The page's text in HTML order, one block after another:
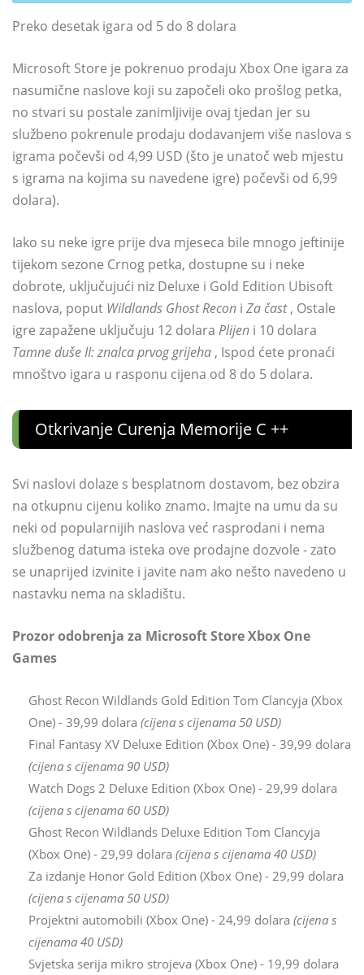
Preko desetak igara od 5 do 8 dolara
Microsoft Store je pokrenuo prodaju Xbox One igara za
nasumične naslove koji su započeli oko prošlog petka,
no stvari su postale zanimljivije ovaj tjedan jer su
službeno pokrenule prodaju dodavanjem više naslova s
​​igrama počevši od 4,99 USD (što je unatoč web mjestu
s igrama na kojima su navedene igre) počevši od 6,99
dolara).
Iako su neke igre prije dva mjeseca bile mnogo jeftinije
tijekom sezone Crnog petka, dostupne su i neke
dobrote, uključujući niz Deluxe i Gold Edition Ubisoft
naslova, poput Wildlands Ghost Recon i Za čast, Ostale
igre zapažene uključuju 12 dolara Plijen i 10 dolara
Tamne duše II: znalca prvog grijeha , Ispod ćete pronaći
mnoštvo igara u rasponu cijena od 8 do 5 dolara.
Otkrivanje Curenja Memorije C ++
Svi naslovi dolaze s besplatnom dostavom, bez obzira
na otkupnu cijenu koliko znamo. Imajte na umu da su
neki od popularnijih naslova već rasprodani i nema
službenog datuma isteka ove prodajne dozvole - zato
se unaprijed izvinite i javite nam ako nešto navedeno u
nastavku nema na skladištu.
Prozor odobrenja za Microsoft Store Xbox One
Games
Ghost Recon Wildlands Gold Edition Tom Clancyja (Xbox
One) - 39,99 dolara (cijena s cijenama 50 USD)
Final Fantasy XV Deluxe Edition (Xbox One) - 39,99 dolara
(cijena s cijenama 90 USD)
Watch Dogs 2 Deluxe Edition (Xbox One) - 29,99 dolara
(cijena s cijenama 60 USD)
Ghost Recon Wildlands Deluxe Edition Tom Clancyja
(Xbox One) - 29,99 dolara (cijena s cijenama 40 USD)
Za izdanje Honor Gold Edition (Xbox One) - 29,99 dolara
(cijena s cijenama 50 USD)
Projektni automobili (Xbox One) - 24,99 dolara (cijena s
cijenama 40 USD)
Svjetska serija mikro strojeva (Xbox One) - 19,99 dolara